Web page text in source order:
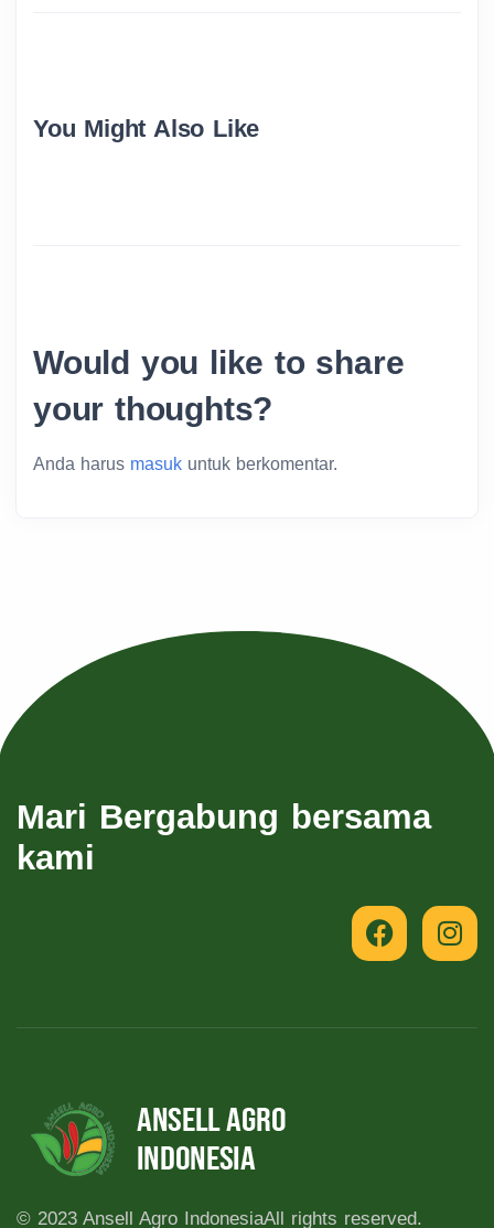
You Might Also Like
Would you like to share
your thoughts?
Anda harus masuk untuk berkomentar.
Mari Bergabung bersama
kami
© 2023 Ansell Agro IndonesiaAll rights reserved.